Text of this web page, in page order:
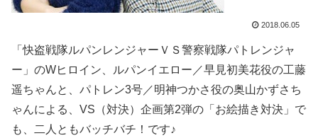
2018.06.05
「快盗戦隊ルパンレンジャーＶＳ警察戦隊パトレンジャ
ー」のWヒロイン、ルパンイエロー／早見初美花役の工藤
遥ちゃんと、パトレン3号／明神つかさ役の奥山かずさち
ゃんによる、VS（対決）企画第2弾の「お絵描き対決」で
も、二人ともバッチバチ！です♪